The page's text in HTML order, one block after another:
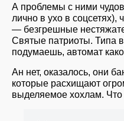
А проблемы с ними
лично в ухо в соцсетях),
— безгрешные
Святые патриоты. Типа
подумаешь, автомат
Ан нет, оказалось, они
которые расхищают
выделяемое хохлам. Что